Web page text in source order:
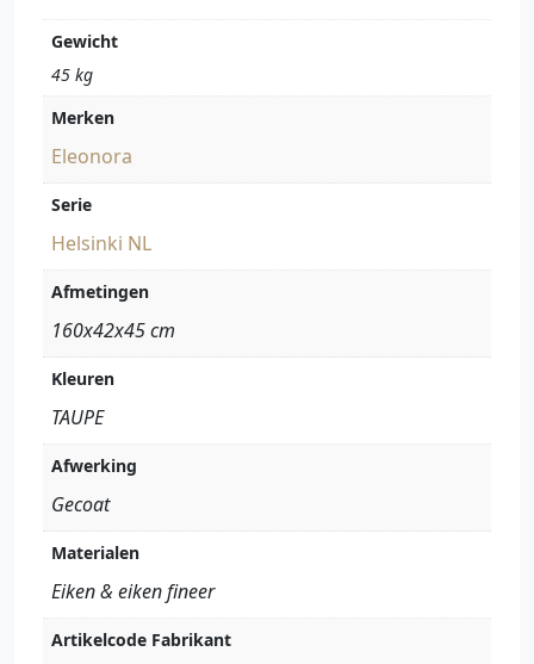
Gewicht
45 kg
Merken
Eleonora
Serie
Helsinki NL
Afmetingen
160x42x45 cm
Kleuren
TAUPE
Afwerking
Gecoat
Materialen
Eiken & eiken fineer
Artikelcode Fabrikant